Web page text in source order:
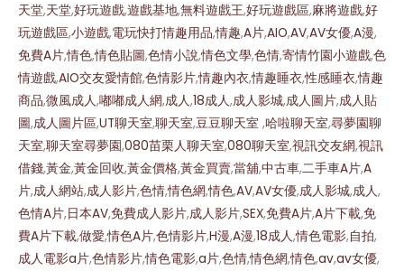
天堂,天堂,好玩遊戲,遊戲基地,無料遊戲王,好玩遊戲區,麻將遊戲,好
玩遊戲區,小遊戲,電玩快打情趣用品,情趣,A片,AIO,AV,AV女優,A漫,
免費A片,情色,情色貼圖,色情小說,情色文學,色情,寄情竹園小遊戲,色
情遊戲,AIO交友愛情館,色情影片,情趣內衣,情趣睡衣,性感睡衣,情趣
商品,微風成人,嘟嘟成人網,成人,18成人,成人影城,成人圖片,成人貼
圖,成人圖片區,UT聊天室,聊天室,豆豆聊天室 ,哈啦聊天室,尋夢園聊
天室,聊天室尋夢園,080苗栗人聊天室,080聊天室,視訊交友網,視訊
借錢,黃金,黃金回收,黃金價格,黃金買賣,當舖,中古車,二手車A片,A
片,成人網站,成人影片,色情,情色網,情色,AV,AV女優,成人影城,成人,
色情A片,日本AV,免費成人影片,成人影片,SEX,免費A片,A片下載,免
費A片下載,做愛,情色A片,色情影片,H漫,A漫,18成人,情色電影,自拍,
成人電影a片,色情影片,情色電影,a片,色情,情色網,情色,av,av女優,